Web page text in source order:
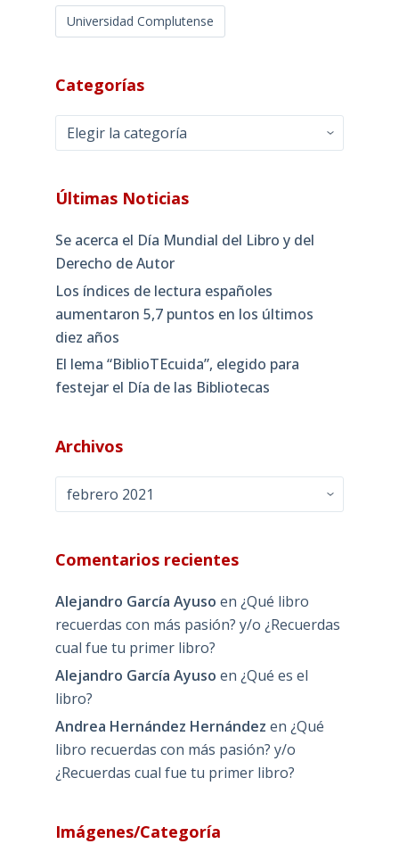
Universidad Complutense
Categorías
Categorías
Últimas Noticias
Se acerca el Día Mundial del Libro y del
Derecho de Autor
Los índices de lectura españoles
aumentaron 5,7 puntos en los últimos
diez años
El lema “BiblioTEcuida”, elegido para
festejar el Día de las Bibliotecas
Archivos
Archivos
Comentarios recientes
Alejandro García Ayuso en ¿Qué libro
recuerdas con más pasión? y/o ¿Recuerdas
cual fue tu primer libro?
Alejandro García Ayuso en ¿Qué es el
libro?
Andrea Hernández Hernández en ¿Qué
libro recuerdas con más pasión? y/o
¿Recuerdas cual fue tu primer libro?
Imágenes/Categoría